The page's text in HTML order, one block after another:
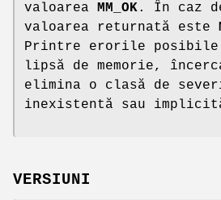
valoarea MM_OK. În caz
valoarea returnată este
Printre erorile posibile
lipsă de memorie,
elimina o clasă de
inexistentă sau
VERSIUNI